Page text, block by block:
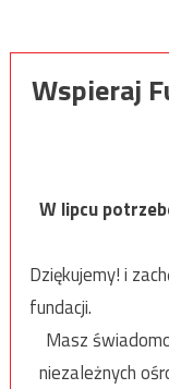
Wspieraj
W lipcu
Dziękujemy! i
fundacji.
Masz
niezależnych